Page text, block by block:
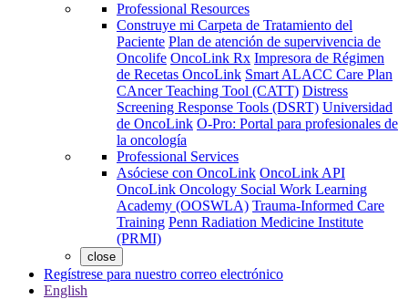
Professional Resources
Construye mi Carpeta de Tratamiento del
Paciente Plan de atención de supervivencia de
Oncolife OncoLink Rx Impresora de Régimen
de Recetas OncoLink Smart ALACC Care Plan
CAncer Teaching Tool (CATT) Distress
Screening Response Tools (DSRT) Universidad
de OncoLink O-Pro: Portal para profesionales de
la oncología
Professional Services
Asóciese con OncoLink OncoLink API
OncoLink Oncology Social Work Learning
Academy (OOSWLA) Trauma-Informed Care
Training Penn Radiation Medicine Institute
(PRMI)
close
Regístrese para nuestro correo electrónico
English